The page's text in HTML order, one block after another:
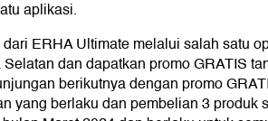
aplikasi.
ERHA Ultimate melalui salah satu
dan dapatkan promo GRATIS
berikutnya dengan promo
yang berlaku dan pembelian 3 produk